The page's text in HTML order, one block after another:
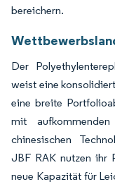
bereichern.
Der
weist eine
eine breite
mit
chinesischen
JBF RAK nutzen ihr
neue Kapazität für